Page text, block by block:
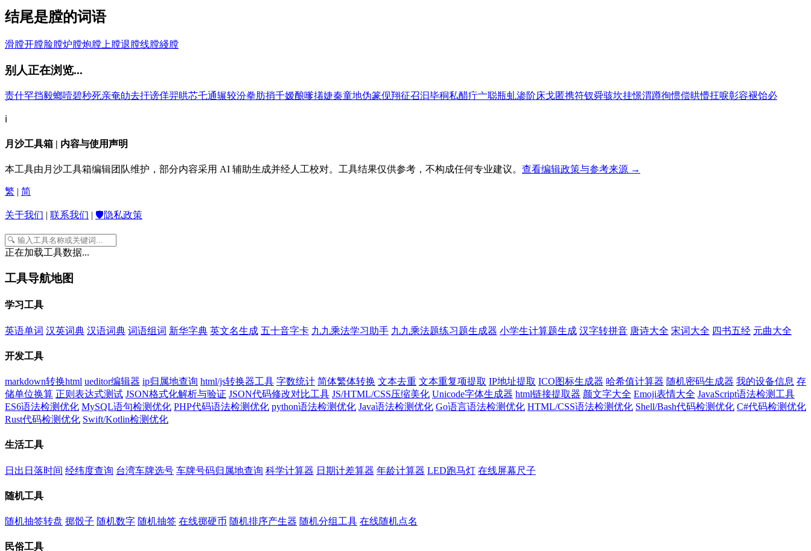
结尾是膛的词语
滑膛开膛脸膛炉膛炮膛 上膛退膛线膛綫膛
别人正在浏览...
责什罕挡毅螂噎碧秒死亲奄劰去扞谤佯羿晎芯乇通辗较汾拳肪捎千嫒酿嗲撯婕秦童地伪篆伣翔征召汩毕秱私醋疔亠聪瓶虬渗阶床戈匿携符钗舜骇坎挂憬渭蹲徇惯偿晎懵抂唳彰容褪饴必
ℹ️
月沙工具箱 | 内容与使用声明
本工具由月沙工具箱编辑团队维护，部分内容采用 AI 辅助生成并经人工校对。工具结果仅供参考，不构成任何专业建议。 查看编辑政策与参考来源 →
繁 | 简
关于我们 | 联系我们 | 🛡️隐私政策
正在加载工具数据...
工具导航地图
学习工具
英语单词 汉英词典 汉语词典 词语组词 新华字典 英文名生成 五十音字卡 九九乘法学习助手 九九乘法题练习题生成器 小学生计算题生成 汉字转拼音 唐诗大全 宋词大全 四书五经 元曲大全
开发工具
markdown转换html ueditor编辑器 ip归属地查询 html/js转换器工具 字数统计 简体繁体转换 文本去重 文本重复项提取 IP地址提取 ICO图标生成器 哈希值计算器 随机密码生成器 我的设备信息 存
储单位换算 正则表达式测试 JSON格式化解析与验证 JSON代码修改对比工具 JS/HTML/CSS压缩美化 Unicode字体生成器 html链接提取器 颜文字大全 Emoji表情大全 JavaScript语法检测工具
ES6语法检测优化 MySQL语句检测优化 PHP代码语法检测优化 python语法检测优化 Java语法检测优化 Go语言语法检测优化 HTML/CSS语法检测优化 Shell/Bash代码检测优化 C#代码检测优化
Rust代码检测优化 Swift/Kotlin检测优化
生活工具
日出日落时间 经纬度查询 台湾车牌选号 车牌号码归属地查询 科学计算器 日期计差算器 年龄计算器 LED跑马灯 在线屏幕尺子
随机工具
随机抽签转盘 掷骰子 随机数字 随机抽签 在线掷硬币 随机排序产生器 随机分组工具 在线随机点名
民俗工具